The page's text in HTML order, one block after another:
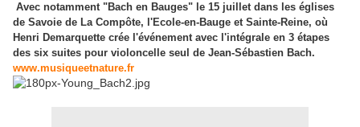
Avec notamment "Bach en Bauges" le 15 juillet dans les églises
de Savoie de La Compôte, l'Ecole-en-Bauge et Sainte-Reine, où
Henri Demarquette crée l'événement avec l'intégrale en 3 étapes
des six suites pour violoncelle seul de Jean-Sébastien Bach.
www.musiqueetnature.fr